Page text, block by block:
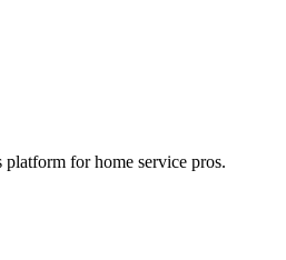
platform for home service pros.